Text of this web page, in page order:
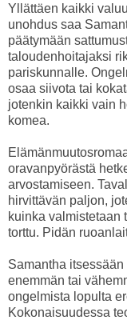
Yllättäen kaikki
unohdus saa
päätymään
taloudenhoitajaksi
pariskunnalle.
osaa siivota tai
jotenkin kaikki vain
komea.
oravanpyörästä
arvostamiseen.
hirvittävän paljon,
kuinka valmistetaan
torttu. Pidän
Samantha
enemmän tai
ongelmista lopulta
Kokonaisuudessa